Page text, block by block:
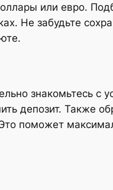
или евро.
Не забудьте
знакомьтесь с
депозит. Также
поможет